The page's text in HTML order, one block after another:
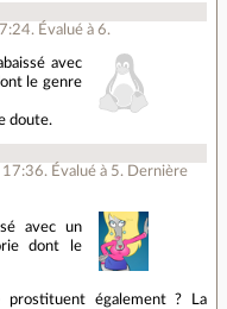
. Évalué à6.
avec
le genre
doute.
17:36. Évalué à 5. Dernière
avec un
dont le
également ? La